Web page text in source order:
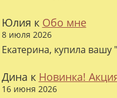
Юлия к Обо мне
8 июля 2026
Екатерина, купила
Дина к Новинка!
16 июня 2026